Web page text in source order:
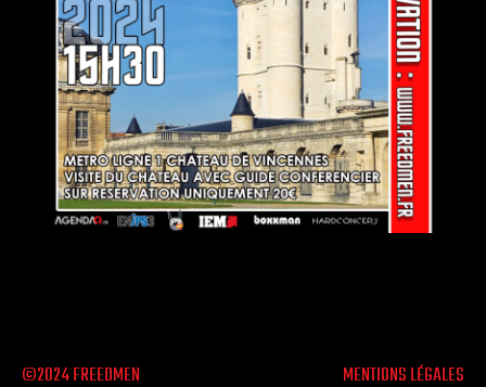
©2024 FREEDMEN MENTIONS LÉGALES